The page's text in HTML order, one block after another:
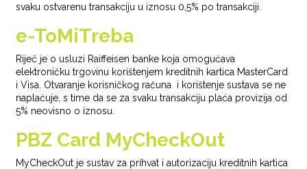
svaku ostvarenu transakciju u iznosu 0,5% po transakciji.
e-ToMiTreba
Riječ je o usluzi Raiffeisen banke koja omogućava
elektroničku trgovinu korištenjem kreditnih kartica MasterCard
i Visa. Otvaranje korisničkog računa i korištenje sustava se ne
naplaćuje, s time da se za svaku transakciju plaća provizija od
5% neovisno o iznosu.
PBZ Card MyCheckOut
MyCheckOut je sustav za prihvat i autorizaciju kreditnih kartica